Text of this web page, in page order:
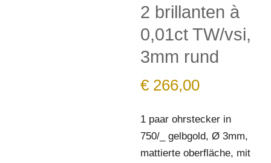
2 brillanten à
0,01ct TW/vsi,
3mm rund
€ 266,00
1 paar ohrstecker in
750/_ gelbgold, Ø 3mm,
mattierte oberfläche, mit